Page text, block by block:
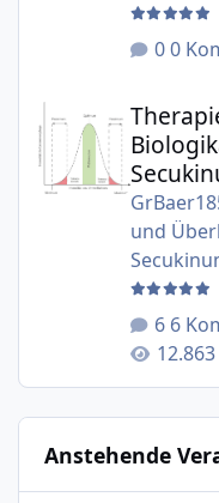
0
und
6
Anstehende